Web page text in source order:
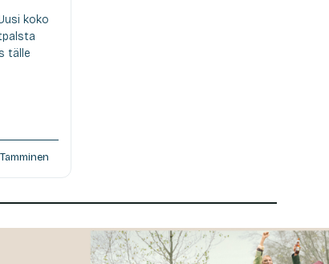
koko
tälle